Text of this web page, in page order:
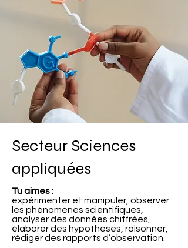
Secteur Sciences
appliquées
Tu aimes :
expérimenter et manipuler, observer
les phénomènes scientifiques,
analyser des données chiffrées,
élaborer des hypothèses, raisonner,
rédiger des rapports d’observation.